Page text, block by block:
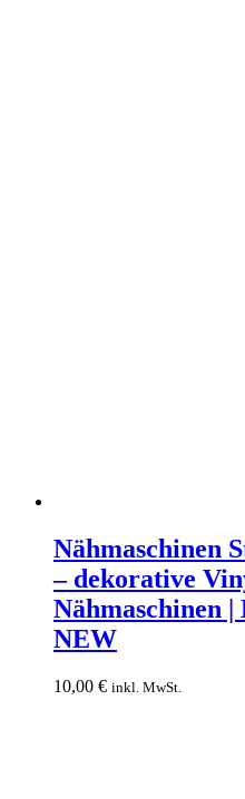
Sticker
„Leo
Edition“
–
dekorative
Vinyl
für
Nähmaschinen
Nähmaschinen
– dekorative
Nähmaschinen
NEW
10,00 € inkl. MwSt.